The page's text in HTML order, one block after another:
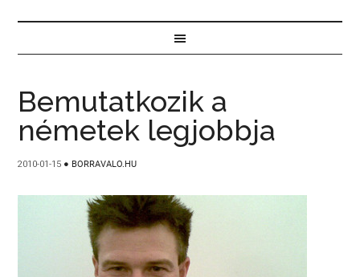
Bemutatkozik a
németek legjobbja
2010-01-15 ● BORRAVALO.HU